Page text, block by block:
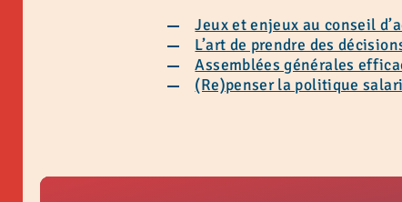
Jeux et enjeux au conseil
L’art de prendre des
Assemblées générales
(Re)penser la politique